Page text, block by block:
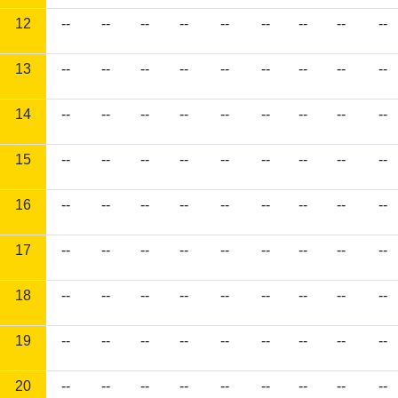
12 -- -- -- -- -- -- -- -- --
13 -- -- -- -- -- -- -- -- --
14 -- -- -- -- -- -- -- -- --
15 -- -- -- -- -- -- -- -- --
16 -- -- -- -- -- -- -- -- --
17 -- -- -- -- -- -- -- -- --
18 -- -- -- -- -- -- -- -- --
19 -- -- -- -- -- -- -- -- --
20 -- -- -- -- -- -- -- -- --